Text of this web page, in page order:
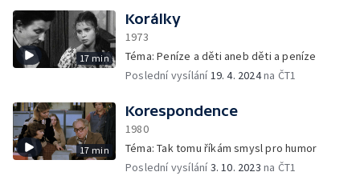
17 min
Korálky
1973
Téma: Peníze a děti aneb děti a peníze
Poslední vysílání19. 4. 2024na ČT1
17 min
Korespondence
1980
Téma: Tak tomu říkám smysl pro humor
Poslední vysílání3. 10. 2023 na ČT1